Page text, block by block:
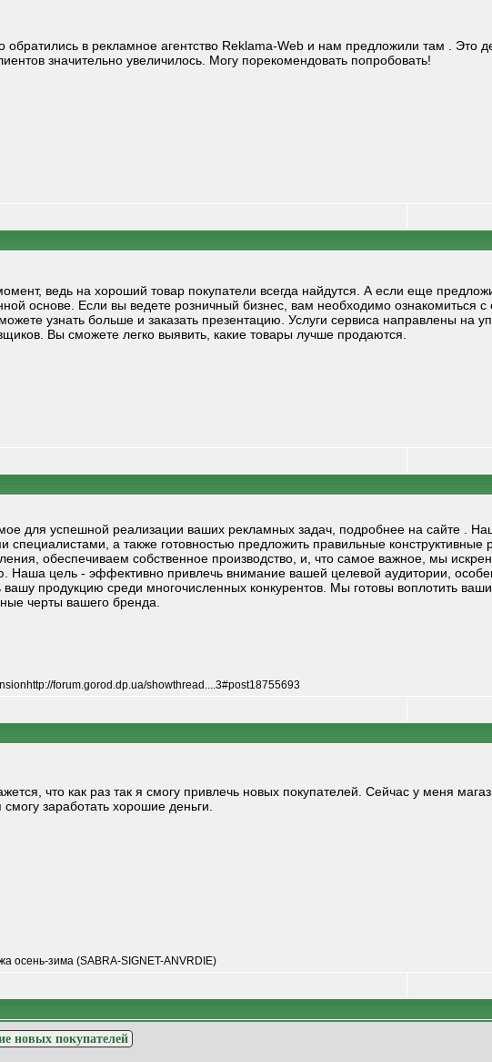
в рекламное агентство Reklama-Web и нам предложили там . Это
значительно увеличилось. Могу порекомендовать попробовать!
ведь на хороший товар покупатели всегда найдутся. А если еще
основе. Если вы ведете розничный бизнес, вам необходимо ознакомиться
узнать больше и заказать презентацию. Услуги сервиса направлены на
Вы сможете легко выявить, какие товары лучше продаются.
для успешной реализации ваших рекламных задач, подробнее на сайте .
а также готовностью предложить правильные
обеспечиваем собственное производство, и, что самое важное, мы
Наша цель - эффективно привлечь внимание вашей целевой аудитории,
продукцию среди многочисленных конкурентов. Мы готовы воплотить
черты вашего бренда.
forum.gorod.dp.ua/showthread....3#post18755693
что как раз так я смогу привлечь новых покупателей. Сейчас у меня
заработать хорошие деньги.
осень-зима (SABRA-SIGNET-ANVRDIE)
новых покупателей